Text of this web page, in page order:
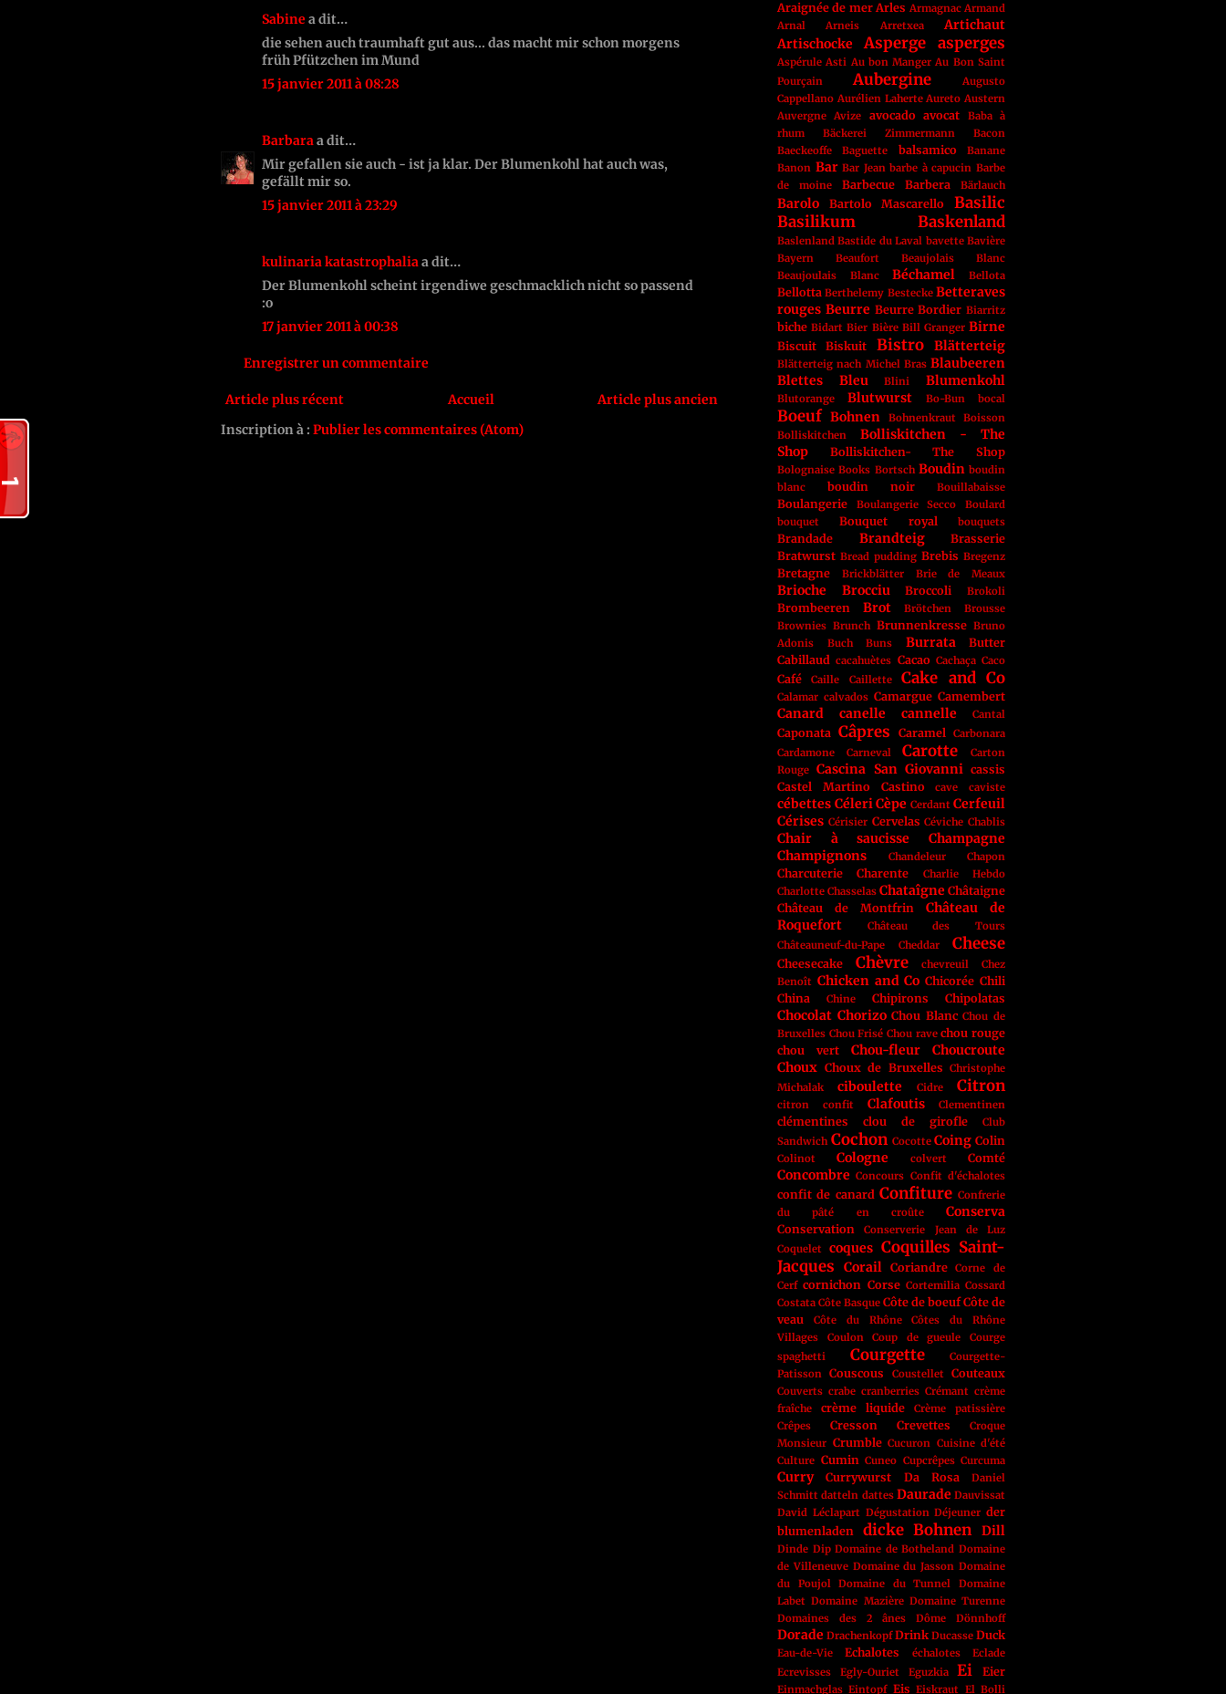
Sabinea dit…
die sehen auch traumhaft gut aus... das macht mir schon morgens
früh Pfützchen im Mund
15 janvier 2011 à 08:28
Barbaraa dit…
Mir gefallen sie auch - ist ja klar. Der Blumenkohl hat auch was,
gefällt mir so.
15 janvier 2011 à 23:29
kulinaria katastrophaliaa dit…
Der Blumenkohl scheint irgendiwe geschmacklich nicht so passend
:o
17 janvier 2011 à 00:38
Enregistrer un commentaire
Article plus récent Article plus ancien
Accueil
Inscription à : Publier les commentaires (Atom)
Araignée de mer Arles Armagnac Armand
Arnal
Arneis Arretxea
Artichaut
Artischocke
Asperge asperges
Aspérule Asti Au bon Manger Au Bon Saint
Pourçain
Aubergine
Augusto
Cappellano Aurélien Laherte Aureto Austern
Auvergne
Avize avocado avocat
Baba à
rhum
Bäckerei Zimmermann
Bacon
Baeckeoffe
Baguette balsamico
Banane
Banon Bar Bar Jean barbe à capucin Barbe
de moine
Barbecue Barbera Bärlauch
Barolo Bartolo Mascarello
Basilic
Basilikum
Baskenland
Baslenland Bastide du Laval bavette Bavière
Bayern
Beaufort
Beaujolais Blanc
Beaujoulais Blanc
Béchamel Bellota
Bellotta Berthelemy Bestecke Betteraves
rouges Beurre Beurre Bordier Biarritz
biche Bidart Bier Bière Bill Granger Birne
Biscuit Biskuit Bistro Blätterteig
Blätterteig nach Michel Bras Blaubeeren
Blettes
Bleu Blini Blumenkohl
Blutorange Blutwurst Bo-Bun bocal
Boeuf Bohnen Bohnenkraut Boisson
Bolliskitchen
Bolliskitchen - The
Shop
Bolliskitchen- The Shop
Bolognaise Books Bortsch Boudin boudin
blanc
boudin noir Bouillabaisse
Boulangerie Boulangerie Secco
Boulard
bouquet
Bouquet royal bouquets
Brandade Brandteig
Brasserie
Bratwurst Bread pudding Brebis Bregenz
Bretagne Brickblätter Brie de Meaux
Brioche Brocciu Broccoli Brokoli
Brombeeren Brot Brötchen
Brousse
Brownies Brunch Brunnenkresse Bruno
Adonis
Buch Buns Burrata
Butter
Cabillaud cacahuètes Cacao Cachaça Caco
Café Caille Caillette Cake and Co
Calamar calvados Camargue Camembert
Canard canelle cannelle Cantal
Caponata Câpres Caramel Carbonara
Cardamone
Carneval Carotte
Carton
Rouge Cascina San Giovanni cassis
Castel Martino
Castino cave caviste
cébettes CéleriCèpe Cerdant Cerfeuil
Cérises Cérisier Cervelas Céviche Chablis
Chair à saucisse
Champagne
Champignons
Chandeleur Chapon
Charcuterie Charente
Charlie Hebdo
Charlotte Chasselas Chataîgne Châtaigne
Château de Montfrin
Château de
Roquefort
Château des Tours
Châteauneuf-du-Pape
Cheddar Cheese
Cheesecake Chèvre chevreuil
Chez
Benoît Chicken and Co Chicorée Chili
China
Chine Chipirons Chipolatas
Chocolat Chorizo Chou Blanc Chou de
Bruxelles Chou Frisé Chou rave chou rouge
chou vert
Chou-fleur
Choucroute
Choux Choux de Bruxelles Christophe
Michalak
ciboulette Cidre Citron
citron confit Clafoutis Clementinen
clémentines clou de girofle
Club
Sandwich Cochon Cocotte Coing Colin
Colinot Cologne colvert Comté
Concombre Concours Confit d'échalotes
confit de canard Confiture Confrerie
du pâté en croûte
Conserva
Conservation
Conserverie Jean de Luz
Coquelet coques Coquilles Saint-
Jacques
Corail Coriandre
Corne de
Cerf cornichon Corse Cortemilia Cossard
Costata Côte Basque Côte de boeuf Côte de
veau
Côte du Rhône
Côtes du Rhône
Villages
Coulon Coup de gueule
Courge
spaghetti
Courgette
Courgette-
Patisson Couscous Coustellet Couteaux
Couverts crabe cranberries Crémant crème
fraîche
crème liquide
Crème patissière
Crêpes
Cresson Crevettes
Croque
Monsieur Crumble Cucuron Cuisine d'été
Culture Cumin Cuneo Cupcrêpes Curcuma
Curry Currywurst Da Rosa
Daniel
Schmitt datteln dattes Daurade Dauvissat
David Léclapart Dégustation Déjeuner der
blumenladen
dicke Bohnen Dill
Dinde Dip Domaine de Botheland Domaine
de Villeneuve Domaine du Jasson Domaine
du Poujol
Domaine du Tunnel
Domaine
Labet Domaine Mazière Domaine Turenne
Domaines des 2 ânes
Dôme Dönnhoff
Dorade Drachenkopf Drink Ducasse Duck
Eau-de-Vie Echalotes échalotes
Eclade
Ecrevisses
Egly-Ouriet Eguzkia Ei Eier
Einmachglas Eintopf Eis Eiskraut El Bolli